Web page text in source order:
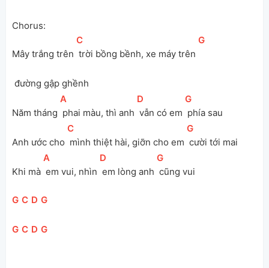
Chorus:
Mây trắng trên
[
C
trời bồng bềnh, xe máy trên
[
G
đường gập ghềnh
Năm tháng
[
A
phai màu, thì anh
[D
vẫn có em
[
G
phía sau
Anh ước cho
[
C
mình thiệt hài, giỡn cho em
[
G
cười tới mai
Khi mà
[
A
em vui, nhìn
[D
em lòng anh
[
G
cũng vui
[
G ]
[
C ][D ]
[
G
[
G ]
[
C ][D ]
[
G